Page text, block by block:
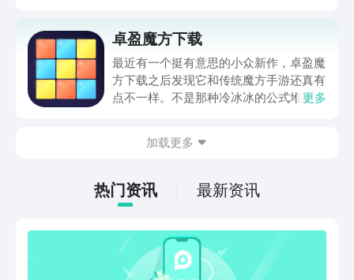
戏能够下载，大家在体验的时候，不仅要
实现策略。对战，而且还需要休闲挂机，
在静下心来之后研究阵容搭配，从而获得
较高的乐趣。
卓盈魔方下载
最近有一个挺有意思的小众新作，卓盈魔
方下载之后发现它和传统魔方手游还真有
点不一样。不是那种冷冰冰的公式堆砌，
解锁新的立方秘境，纯粹靠空间逻辑和色
的手游市场里反而显得稀罕了。
更多
加载更多
热门资讯 最新资讯